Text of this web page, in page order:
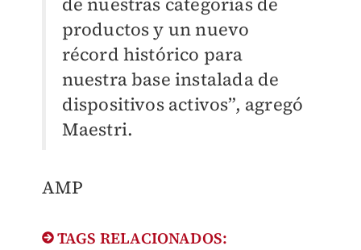
productos y un nuevo
récord histórico para
nuestra base instalada de
dispositivos activos”, agregó
Maestri.
​AMP
TAGS RELACIONADOS: